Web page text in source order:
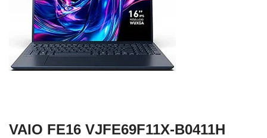
VAIO FE16 VJFE69F11X-B0411H